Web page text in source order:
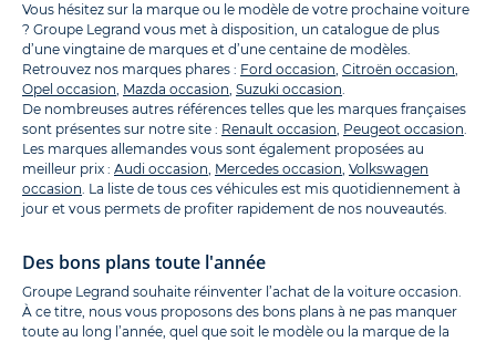
Vous hésitez sur la marque ou le modèle de votre prochaine voiture
? Groupe Legrand vous met à disposition, un catalogue de plus
d’une vingtaine de marques et d’une centaine de modèles.
Retrouvez nos marques phares : Ford occasion, Citroën occasion,
Opel occasion, Mazda occasion, Suzuki occasion.
De nombreuses autres références telles que les marques françaises
sont présentes sur notre site : Renault occasion, Peugeot occasion.
Les marques allemandes vous sont également proposées au
meilleur prix : Audi occasion, Mercedes occasion, Volkswagen
occasion. La liste de tous ces véhicules est mis quotidiennement à
jour et vous permets de profiter rapidement de nos nouveautés.
Des bons plans toute l'année
Groupe Legrand souhaite réinventer l’achat de la voiture occasion.
À ce titre, nous vous proposons des bons plans à ne pas manquer
toute au long l’année, quel que soit le modèle ou la marque de la